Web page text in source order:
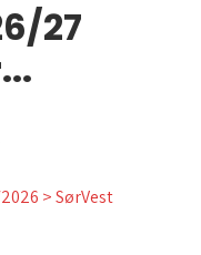
27
> SørVest